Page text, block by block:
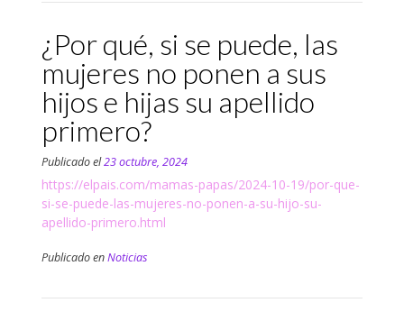
¿Por qué, si se puede, las
mujeres no ponen a sus
hijos e hijas su apellido
primero?
Publicado el23 octubre, 2024
https://elpais.com/mamas-papas/2024-10-19/por-que-
si-se-puede-las-mujeres-no-ponen-a-su-hijo-su-
apellido-primero.html
Publicado enNoticias